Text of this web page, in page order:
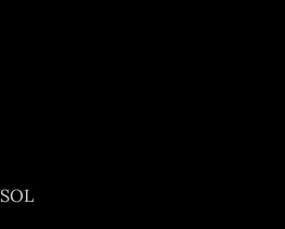
SOL